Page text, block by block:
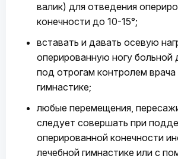
валик) для отведения
конечности до 10-15°;
вставать и давать осевую
оперированную ногу больной
под отрогам контролем
гимнастике;
любые перемещения,
следует совершать при
оперированной конечности
лечебной гимнастике или с